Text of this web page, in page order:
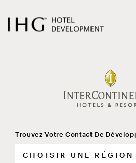
AU
CONTENU
Trouvez Votre Contact De
InterContinental
Indiana